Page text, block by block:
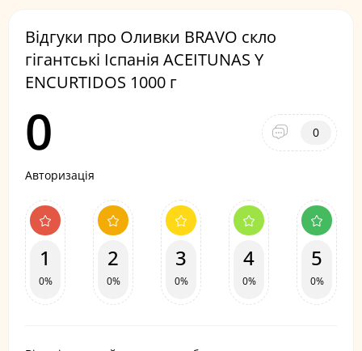
Відгуки про Оливки BRAVO скло
гігантські Іспанія ACEITUNAS Y
ENCURTIDOS 1000 г
0 0
Авторизація
1
0%
2
0%
3
0%
4
0%
5
0%